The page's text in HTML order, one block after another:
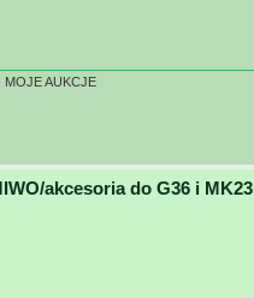
MOJE AUKCJE
akcesoria do G36 i MK23